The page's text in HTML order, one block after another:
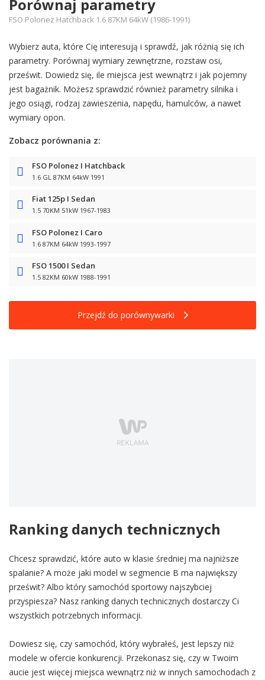
Porównaj parametry
FSO Polonez Hatchback 1.6 87KM 64kW (1986-1991)
Wybierz auta, które Cię interesują i sprawdź, jak różnią się ich
parametry. Porównaj wymiary zewnętrzne, rozstaw osi,
prześwit. Dowiedz się, ile miejsca jest wewnątrz i jak pojemny
jest bagażnik. Możesz sprawdzić również parametry silnika i
jego osiągi, rodzaj zawieszenia, napędu, hamulców, a nawet
wymiary opon.
Zobacz porównania z:
FSO Polonez I Hatchback
1.6 GL 87KM 64kW 1991
Fiat 125p I Sedan
1.5 70KM 51kW 1967-1983
FSO Polonez I Caro
1.6 87KM 64kW 1993-1997
FSO 1500 I Sedan
1.5 82KM 60kW 1988-1991
Przejdź do porównywarki
Ranking danych technicznych
Chcesz sprawdzić, które auto w klasie średniej ma najniższe
spalanie? A może jaki model w segmencie B ma największy
prześwit? Albo który samochód sportowy najszybciej
przyspiesza? Nasz ranking danych technicznych dostarczy Ci
wszystkich potrzebnych informacji.
Dowiesz się, czy samochód, który wybrałeś, jest lepszy niż
modele w ofercie konkurencji. Przekonasz się, czy w Twoim
aucie jest więcej miejsca wewnątrz niż w innych samochodach z